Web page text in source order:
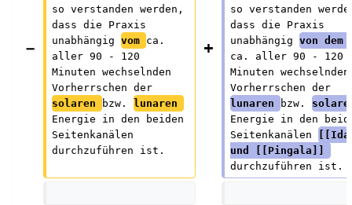
so verstanden werden,
dass die Praxis
unabhängig vom ca.
aller 90 - 120
Minuten wechselnden
Vorherrschen der
solaren
bzw.
lunaren
Energie in den beiden
Seitenkanälen
durchzuführen ist.
so verstanden
dass die Praxis
unabhängig von dem
ca. aller 90 - 120
Minuten
Vorherrschen der
lunaren
bzw.
Energie in den
Seitenkanälen
und [[Pingala]]
durchzuführen ist.